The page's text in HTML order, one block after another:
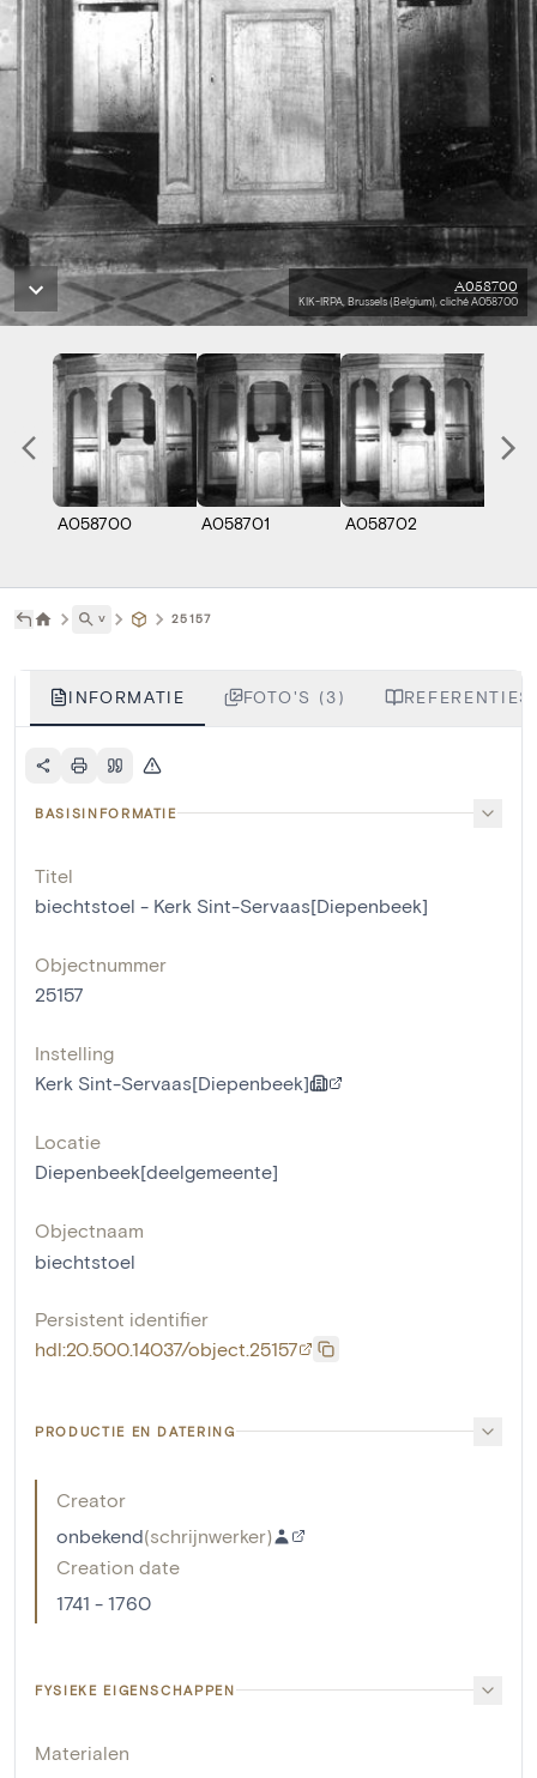
A058700
KIK-IRPA, Brussels (Belgium), cliché A058700
A058700 A058701 A058702
˅ 25157
INFORMATIE FOTO'S (3)
BASISINFORMATIE
Titel
biechtstoel - Kerk Sint-Servaas[Diepenbeek]
Objectnummer
25157
Instelling
Kerk Sint-Servaas[Diepenbeek]
Locatie
Diepenbeek[deelgemeente]
Objectnaam
biechtstoel
Persistent identifier
hdl:20.500.14037/object.25157
PRODUCTIE EN DATERING
Creator
onbekend(schrijnwerker)
Creation date
1741 - 1760
FYSIEKE EIGENSCHAPPEN
Materialen